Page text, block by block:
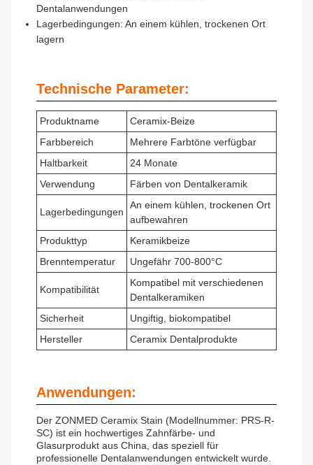
Dentalanwendungen
Lagerbedingungen: An einem kühlen, trockenen Ort
lagern
Technische Parameter:
Produktname
Ceramix-Beize
Farbbereich
Mehrere Farbtöne verfügbar
Haltbarkeit
24 Monate
Verwendung
Färben von Dentalkeramik
Lagerbedingungen
An einem kühlen, trockenen Ort
aufbewahren
Produkttyp
Keramikbeize
Brenntemperatur
Ungefähr 700-800°C
Kompatibilität
Kompatibel mit verschiedenen
Dentalkeramiken
Sicherheit
Ungiftig, biokompatibel
Hersteller
Ceramix Dentalprodukte
Anwendungen:
Der ZONMED Ceramix Stain (Modellnummer: PRS-R-
SC) ist ein hochwertiges Zahnfärbe- und
Glasurprodukt aus China, das speziell für
professionelle Dentalanwendungen entwickelt wurde.